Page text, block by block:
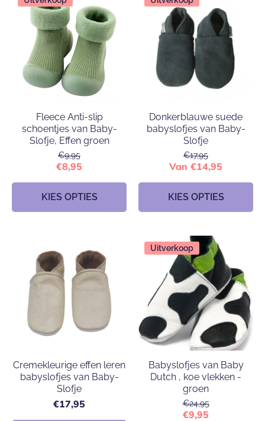
Fleece Anti-slip
schoentjes van Baby-
Slofje, Effen groen
€9,95
€8,95
KIES OPTIES
Donkerblauwe suede
babyslofjes van Baby-
Slofje
€17,95
Van €14,95
KIES OPTIES
Cremekleurige effen leren
babyslofjes van Baby-
Slofje
€17,95
Uitverkoop
Babyslofjes van Baby
Dutch , koe vlekken -
groen
€24,95
€9,95